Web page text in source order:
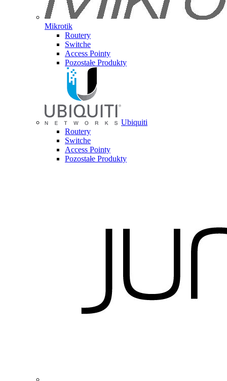
Mikrotik
Routery
Switche
Access Pointy
Pozostałe Produkty
Ubiquiti
Routery
Switche
Access Pointy
Pozostałe Produkty